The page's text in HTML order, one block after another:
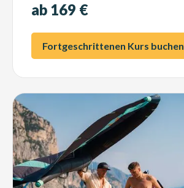
ab 169 €
Fortgeschrittenen Kurs buchen